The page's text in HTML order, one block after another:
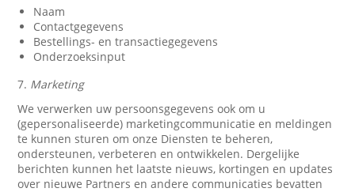
Naam
Contactgegevens
Bestellings- en transactiegegevens
Onderzoeksinput
7. Marketing
We verwerken uw persoonsgegevens ook om u
(gepersonaliseerde) marketingcommunicatie en meldingen
te kunnen sturen om onze Diensten te beheren,
ondersteunen, verbeteren en ontwikkelen. Dergelijke
berichten kunnen het laatste nieuws, kortingen en updates
over nieuwe Partners en andere communicaties bevatten